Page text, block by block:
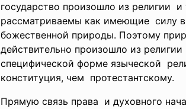
государство произошло из религии
рассматриваемы как имеющие силу
божественной природы. Поэтому
действительно произошло из
специфической форме языческой
конституция, чем протестантскому.
Прямую связь права и духовного